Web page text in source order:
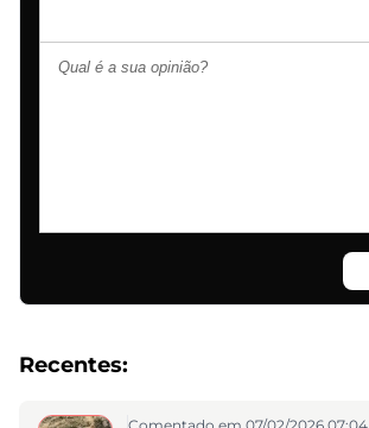
Recentes: